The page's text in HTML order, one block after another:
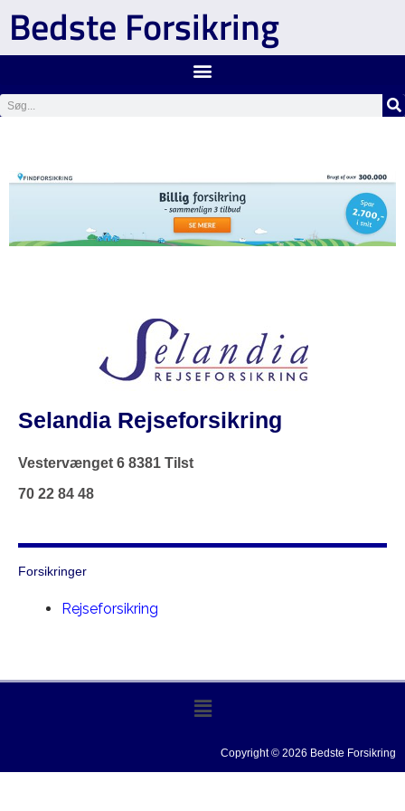
Bedste Forsikring
Selandia Rejseforsikring
Vestervænget 6 8381 Tilst
70 22 84 48
Forsikringer
Rejseforsikring
Copyright © 2026 Bedste Forsikring